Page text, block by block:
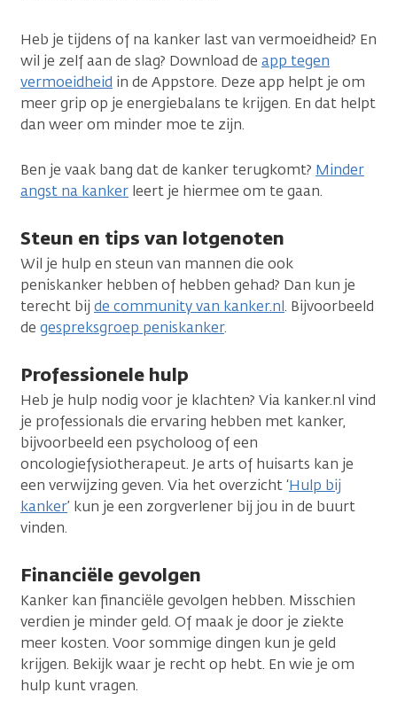
Heb je tijdens of na kanker last van vermoeidheid? En
wil je zelf aan de slag? Download de app tegen
vermoeidheid in de Appstore. Deze app helpt je om
meer grip op je energiebalans te krijgen. En dat helpt
dan weer om minder moe te zijn.
Ben je vaak bang dat de kanker terugkomt? Minder
angst na kanker leert je hiermee om te gaan.
Steun en tips van lotgenoten
Wil je hulp en steun van mannen die ook
peniskanker hebben of hebben gehad? Dan kun je
terecht bijde community van kanker.nl. Bijvoorbeeld
de gespreksgroep peniskanker.
Professionele hulp
Heb je hulp nodig voor je klachten? Via kanker.nl vind
je professionals die ervaring hebben met kanker,
bijvoorbeeld een psycholoog of een
oncologiefysiotherapeut. Je arts of huisarts kan je
een verwijzing geven. Via het overzicht ‘Hulp bij
kanker’ kun je een zorgverlener bij jou in de buurt
vinden.
Financiële gevolgen
Kanker kan financiële gevolgen hebben. Misschien
verdien je minder geld. Of maak je door je ziekte
meer kosten. Voor sommige dingen kun je geld
krijgen. Bekijk waar je recht op hebt. En wie je om
hulp kunt vragen.